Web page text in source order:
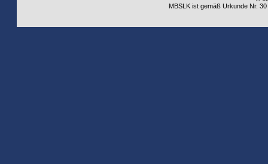
MBSLK ist gemäß Urkunde Nr.